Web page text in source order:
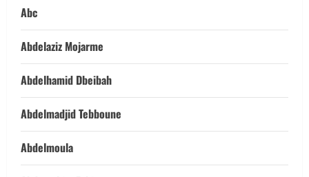
Abc
Abdelaziz Mojarme
Abdelhamid Dbeibah
Abdelmadjid Tebboune
Abdelmoula